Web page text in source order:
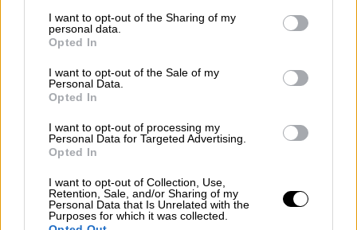
not limited to your visit or usage behaviour. You may click to
grant or deny consent to Google and its third-party tags to
use your data for below specified purposes in below Google
consent section.
I want to opt-out of the Sharing of my
personal data.
Opted In
I want to opt-out of the Sale of my
Personal Data.
Opted In
I want to opt-out of processing my
Personal Data for Targeted Advertising.
Opted In
I want to opt-out of Collection, Use,
Retention, Sale, and/or Sharing of my
Personal Data that Is Unrelated with the
Purposes for which it was collected.
Μόνο που σύμφωνα με την ΚΥΑ Δ1α/
ΓΠ.οικ.14453/5.3.2021 οι βαφτίσεις
στην Αττική δεν επιτρέπονται.
Για τα μέλη της ΝΔ ισχύει άλλη ΚΥΑ;
— Δέσποινα Κουτσούμπα
Κυρία Κουτσούμπα θα σας λυπηθώ
αλλά για την συγκεκριμένη βάπτιση